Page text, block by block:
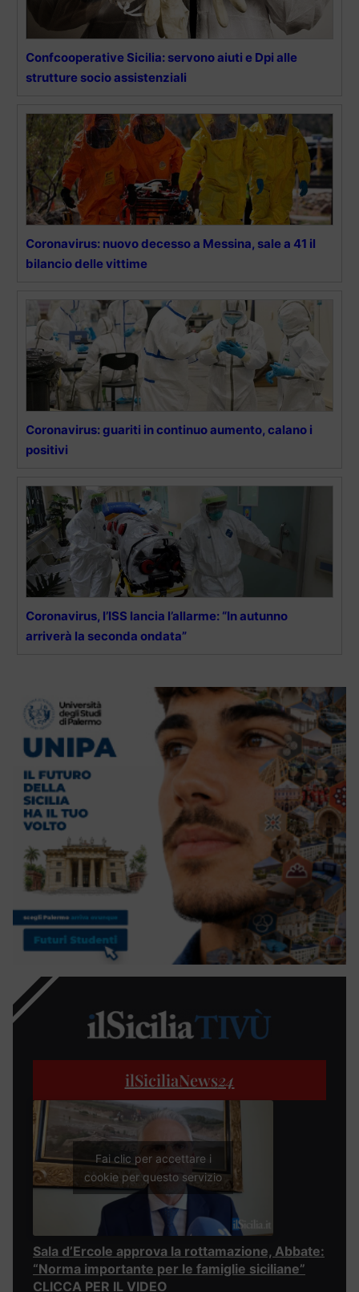
Confcooperative Sicilia: servono aiuti e Dpi alle
strutture socio assistenziali
Coronavirus: nuovo decesso a Messina, sale a 41 il
bilancio delle vittime
Coronavirus: guariti in continuo aumento, calano i
positivi
Coronavirus, l’ISS lancia l’allarme: “In autunno
arriverà la seconda ondata”
ilSiciliaNews24
Fai clic per accettare i
cookie per questo servizio
Sala d’Ercole approva la rottamazione, Abbate:
“Norma importante per le famiglie siciliane”
CLICCA PER IL VIDEO